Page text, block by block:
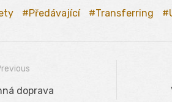
Předávající Transferring
doprava